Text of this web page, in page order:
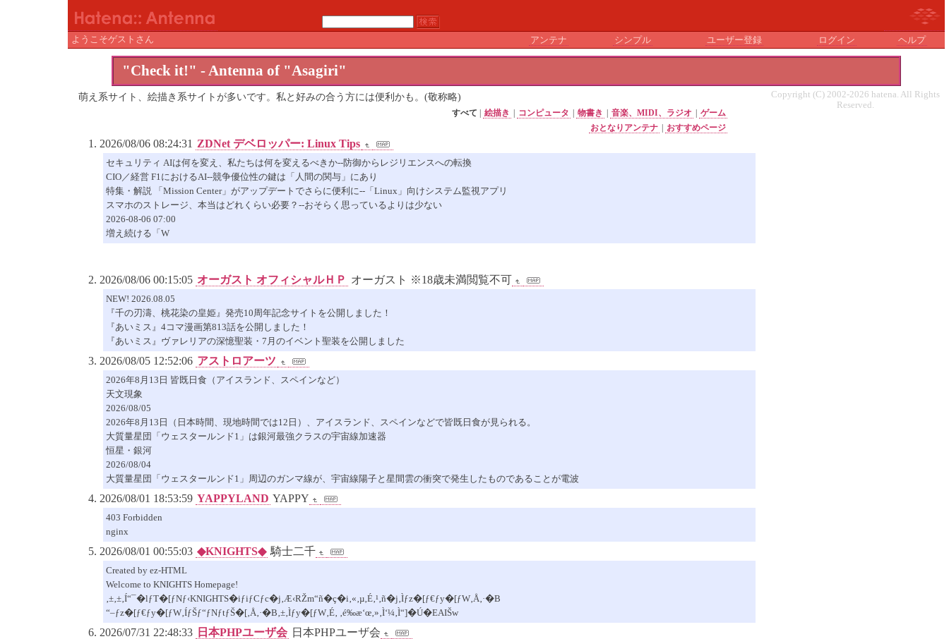
ようこそゲストさん アンテナ シンプル ユーザー登録 ログイン ヘルプ
"Check it!" - Antenna of "Asagiri"
萌え系サイト、絵描き系サイトが多いです。私と好みの合う方には便利かも。(敬称略)
すべて 絵描き コンピュータ 物書き 音楽、MIDI、ラジオ
ゲーム
おとなりアンテナ
おすすめページ
2026/08/06 08:24:31 ZDNet デベロッパー: Linux Tips
セキュリティ AIは何を変え、私たちは何を変えるべきか--防御からレジリエンスへの転換
CIO／経営 F1におけるAI--競争優位性の鍵は「人間の関与」にあり
特集・解説 「Mission Center」がアップデートでさらに便利に--「Linux」向けシステム監視アプリ
スマホのストレージ、本当はどれくらい必要？--おそらく思っているよりは少ない
2026-08-06 07:00
増え続ける「W
2026/08/06 00:15:05 オーガスト オフィシャルＨＰ オーガスト ※18歳未満閲覧不可
NEW! 2026.08.05
『千の刃濤、桃花染の皇姫』発売10周年記念サイトを公開しました！
『あいミス』4コマ漫画第813話を公開しました！
『あいミス』ヴァレリアの深憶聖装・7月のイベント聖装を公開しました
2026/08/05 12:52:06 アストロアーツ
2026年8月13日 皆既日食（アイスランド、スペインなど）
天文現象
2026/08/05
2026年8月13日（日本時間、現地時間では12日）、アイスランド、スペインなどで皆既日食が見られる。
大質量星団「ウェスタールンド1」は銀河最強クラスの宇宙線加速器
恒星・銀河
2026/08/04
大質量星団「ウェスタールンド1」周辺のガンマ線が、宇宙線陽子と星間雲の衝突で発生したものであることが電波
2026/08/01 18:53:59 YAPPYLAND YAPPY
403 Forbidden
nginx
2026/08/01 00:55:03 ◆KNIGHTS◆ 騎士二千
Created by ez-HTML
Welcome to KNIGHTS Homepage!
‚±‚±‚Í“¯�lƒT�[ƒNƒ‹KNIGHTS�iƒiƒCƒc�j‚Æ‹RŽm“ñ�ç�i‚«‚µ‚É‚¹‚ñ�j‚Ìƒz�[ƒ€ƒy�[ƒW‚Å‚·�B
“–ƒz�[ƒ€ƒy�[ƒW‚ÍƒŠƒ“ƒNƒtƒŠ�[‚Å‚·�B‚±‚Ìƒy�[ƒW‚É‚ ‚é‰æ‘œ‚»‚Ì‘¼‚Ì“]�Ú�EAIŠw
2026/07/31 22:48:33 日本PHPユーザ会 日本PHPユーザ会
Copyright (C) 2002-2026 hatena. All Rights
Reserved.